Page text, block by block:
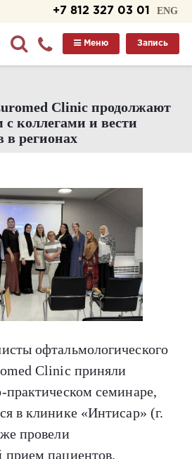
ENG
+7 812 327 03 01
Запись
Меню
Clinic продолжают
коллегами и вести
в регионах
офтальмологического
Clinic приняли
практическом семинаре,
в клинике «Интисар» (г.
провели
прием пациентов.